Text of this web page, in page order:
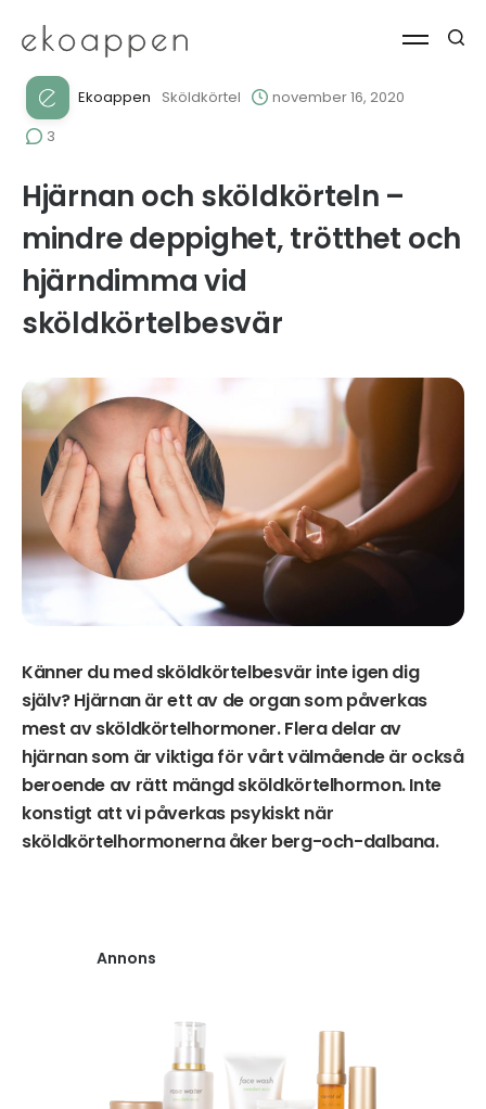
Ekoappen Sköldkörtel
november 16, 2020
3
Hjärnan och sköldkörteln –
mindre deppighet, trötthet och
hjärndimma vid
sköldkörtelbesvär
Känner du med sköldkörtelbesvär inte igen dig
själv? Hjärnan är ett av de organ som påverkas
mest av sköldkörtelhormoner. Flera delar av
hjärnan som är viktiga för vårt välmående är också
beroende av rätt mängd sköldkörtelhormon. Inte
konstigt att vi påverkas psykiskt när
sköldkörtelhormonerna åker berg-och-dalbana.
Annons